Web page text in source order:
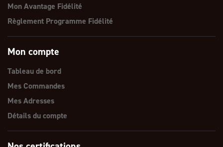
Mon Avantage Fidélité
Règlement Programme Fidélité
Mon compte
Tableau de bord
Mes Commandes
Mes Adresses
Détails du compte